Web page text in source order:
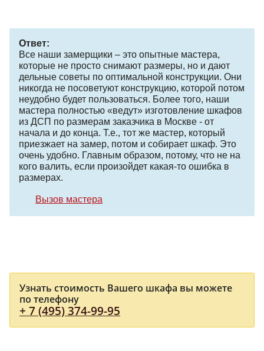
Ответ:
Все наши замерщики – это опытные мастера,
которые не просто снимают размеры, но и дают
дельные советы по оптимальной конструкции. Они
никогда не посоветуют конструкцию, которой потом
неудобно будет пользоваться. Более того, наши
мастера полностью «ведут» изготовление шкафов
из ДСП по размерам заказчика в Москве - от
начала и до конца. Т.е., тот же мастер, который
приезжает на замер, потом и собирает шкаф. Это
очень удобно. Главным образом, потому, что не на
кого валить, если произойдет какая-то ошибка в
размерах.
Вызов мастера
Узнать стоимость Вашего шкафа вы можете
по телефону
+ 7 (495) 374-99-95